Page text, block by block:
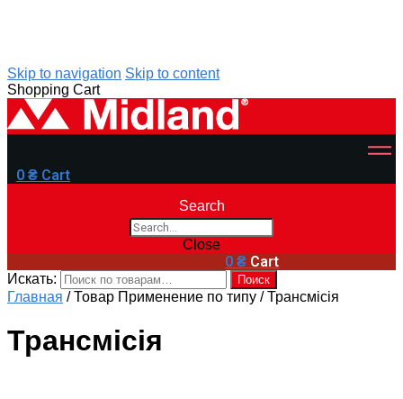
Skip to navigation Skip to content
Shopping Cart
0 ₴ Cart
Search
Close
0₴ Cart
Искать: Поиск
Главная /Товар Применение по типу /Трансмісія
Трансмісія